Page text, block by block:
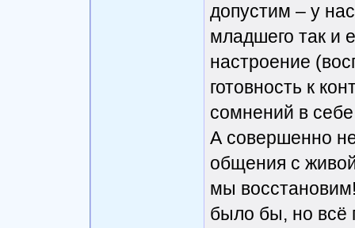
допустим – у
младшего так и
настроение
готовность к
сомнений в
А совершенно
общения с
мы
было бы, но всё